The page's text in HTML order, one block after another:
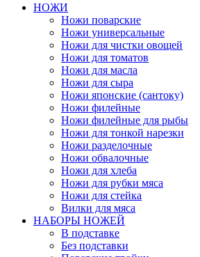
НОЖИ
Ножи поварские
Ножи универсальные
Ножи для чистки овощей
Ножи для томатов
Ножи для масла
Ножи для сыра
Ножи японские (сантоку)
Ножи филейные
Ножи филейные для рыбы
Ножи для тонкой нарезки
Ножи разделочные
Ножи обвалочные
Ножи для хлеба
Ножи для рубки мяса
Ножи для стейка
Вилки для мяса
НАБОРЫ НОЖЕЙ
В подставке
Без подставки